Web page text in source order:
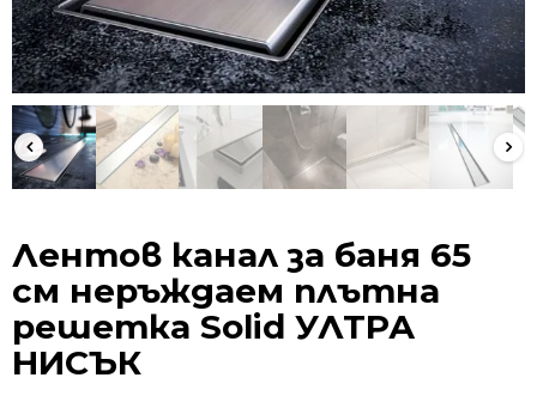
Лентов канал за баня 65
см неръждаем плътна
решетка Solid УЛТРА
НИСЪК